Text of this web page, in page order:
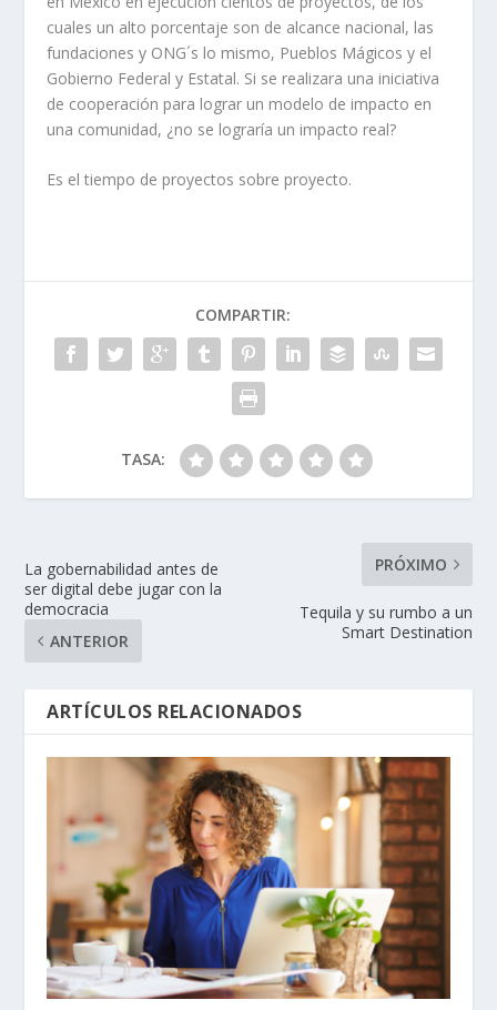
cuales un alto porcentaje son de alcance nacional, las
fundaciones y ONG´s lo mismo, Pueblos Mágicos y el
Gobierno Federal y Estatal. Si se realizara una iniciativa
de cooperación para lograr un modelo de impacto en
una comunidad, ¿no se lograría un impacto real?
Es el tiempo de proyectos sobre proyecto.
COMPARTIR:
TASA:
La gobernabilidad antes de
ser digital debe jugar con la
democracia
ANTERIOR
PRÓXIMO
Tequila y su rumbo a un
Smart Destination
ARTÍCULOS RELACIONADOS